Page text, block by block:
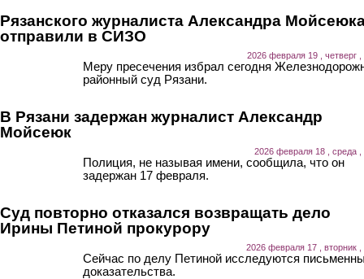
Рязанского журналиста Александра
отправили в СИЗО
2026 февраля 19 , четверг ,
Меру пресечения избрал сегодня
районный суд Рязани.
В Рязани задержан журналист Александр
Мойсеюк
2026 февраля 18 , среда ,
Полиция, не называя имени, сообщила, что он
задержан 17 февраля.
Суд повторно отказался возвращать дело
Ирины Петиной прокурору
2026 февраля 17 , вторник ,
Сейчас по делу Петиной исследуются
доказательства.